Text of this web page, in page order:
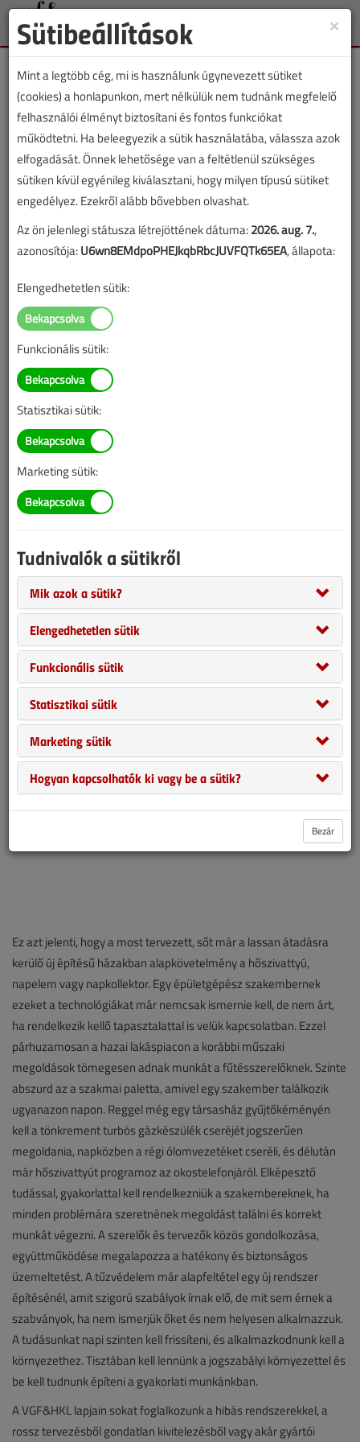
Toggle
Lapszám:
TARTALOM
Ajánló
Biztonság
2020/11. lapszám
Figylem! Ez a cikk 6 éve frissült utoljára. A benne szereplő
információk mára aktualitásukat veszíthették, valamint a tartalom
helyenként hiányos lehet (képek, táblázatok stb.).
Ha a jövőt tervezzük, érdemes tanulnunk a múltból, és meg kell
élnünk a jelent. 2021-től már csak a közel nulla energiaigényű
házak kaphatnak használatba vételi engedélyt, és a megújuló
energiaforrásoknak is jelentős, minimum 25%-os mértékben kell
az energiaellátásban részt venniük.
Ez azt jelenti, hogy a most tervezett, sőt már a lassan átadásra
kerülő új építésű házakban alapkövetelmény a hőszivattyú,
napelem vagy napkollektor. Egy épületgépész szakembernek
ezeket a technológiákat már nemcsak ismernie kell, de nem árt,
ha rendelkezik kellő tapasztalattal is velük kapcsolatban. Ezzel
párhuza­mosan a hazai lakáspiacon a korábbi műszaki
megoldások tömegesen adnak munkát a fűtésszerelőknek. Szinte
abszurd az a szakmai paletta, amivel egy szakember találkozik
ugyanazon napon. Reggel még egy társasház gyűjtőkéményén
kell a tönkrement turbós gázkészülék cseréjét jogszerűen
megoldania, napköz­ben a régi ólomvezetéket cseréli, és délután
már hőszivattyút programoz az okostelefonjáról. Elképesztő
tudással, gyakorlattal kell rendelkezniük a szakembereknek, ha
minden problémára szeretné­nek megoldást találni és korrekt
munkát végezni. A szerelők és tervezők közös gondolkozása,
együtt­működése megalapozza a hatékony és biztonságos
üzemeltetést. A tűzvédelem már alapfeltétel egy új rendszer
építésénél, amit szigorú szabályok írnak elő, de mit sem érnek a
szabványok, ha nem ismerjük őket és nem helyesen alkalmazzuk.
A tudásunkat napi szinten kell frissíteni, és alkalmazkodnunk kell a
környezethez. Tisztában kell lennünk a jogszabályi környezettel és
be kell tudnunk építeni a gyakorlati munkánkban.
A VGF&HKL lapjain sokat foglalkozunk a hibás rendszerekkel, a
rossz tervezésből gondatlan kivitelezésből vagy akár gyártói
×
Sütibeállítások
Mint a legtöbb cég, mi is használunk úgynevezett sütiket
(cookies) a honlapunkon, mert nélkülük nem tudnánk megfelelő
felhasználói élményt biztosítani és fontos funkciókat
működtetni. Ha beleegyezik a sütik használatába, válassza azok
elfogadását. Önnek lehetősége van a feltétlenül szükséges
sütiken kívül egyénileg kiválasztani, hogy milyen típusú sütiket
engedélyez. Ezekről alább bővebben olvashat.
Az ön jelenlegi státusza létrejöttének dátuma:2026. aug. 7.,
azonosítója:U6wn8EMdpoPHEJkqbRbcJUVFQTk65EA, állapota:
Elengedhetetlen sütik:
Funkcionális sütik:
Statisztikai sütik:
Marketing sütik:
Tudnivalók a sütikről
Mik azok a sütik?
Elengedhetetlen sütik
Funkcionális sütik
Statisztikai sütik
Marketing sütik
Hogyan kapcsolhatók ki vagy be a sütik?
Bezár